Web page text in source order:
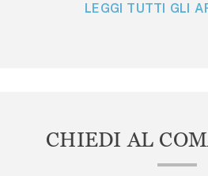
LEGGI TUTTI GLI
CHIEDI AL